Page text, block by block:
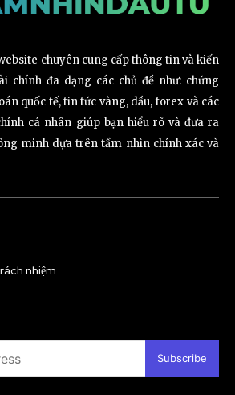
chuyên cung cấp thông tin và kiến
chính đa dạng các chủ đề như: chứng
quốc tế, tin tức vàng, dầu, forex và các
cá nhân giúp bạn hiểu rõ và đưa ra
minh dựa trên tầm nhìn chính xác và
nhiệm
Subscribe